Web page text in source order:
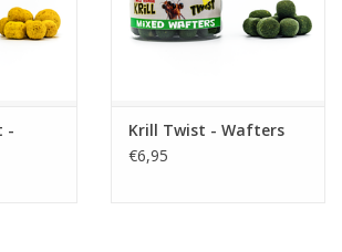
-
Krill Twist - Wafters
€6,95